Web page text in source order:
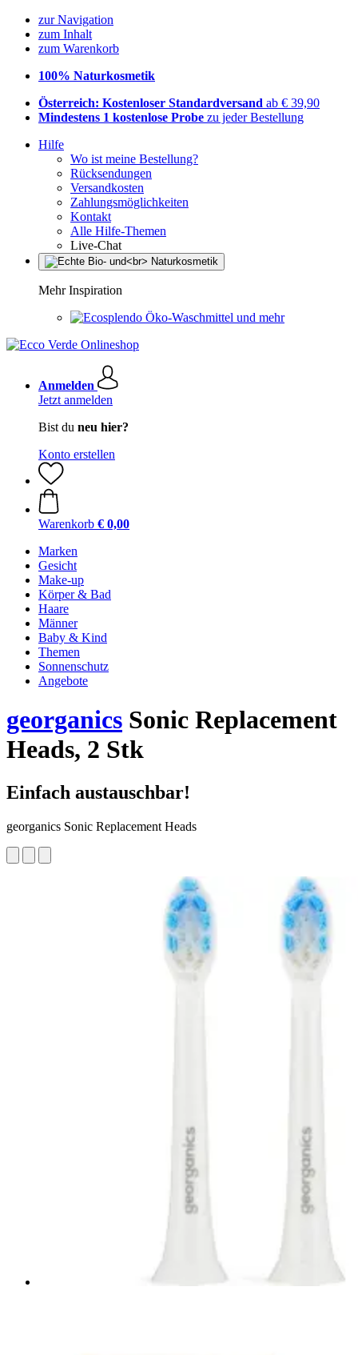
zur Navigation
zum Inhalt
zum Warenkorb
100% Naturkosmetik
Österreich: Kostenloser Standardversand ab € 39,90
Mindestens 1 kostenlose Probe zu jeder Bestellung
Hilfe
Wo ist meine Bestellung?
Rücksendungen
Versandkosten
Zahlungsmöglichkeiten
Kontakt
Alle Hilfe-Themen
Live-Chat
Mehr Inspiration
Öko-Waschmittel und mehr
Anmelden
Jetzt anmelden
Bist du neu hier?
Konto erstellen
Warenkorb € 0,00
Marken
Gesicht
Make-up
Körper & Bad
Haare
Männer
Baby & Kind
Themen
Sonnenschutz
Angebote
georganics Sonic Replacement
Heads, 2 Stk
Einfach austauschbar!
georganics Sonic Replacement Heads